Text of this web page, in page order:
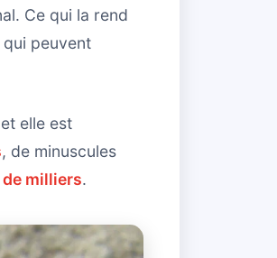
Ce qui la rend
peuvent
elle est
, de minuscules
milliers.